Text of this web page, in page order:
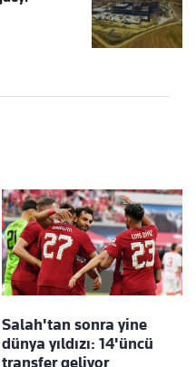
Salah'tan sonra yine
dünya yıldızı: 14'üncü
transfer geliyor